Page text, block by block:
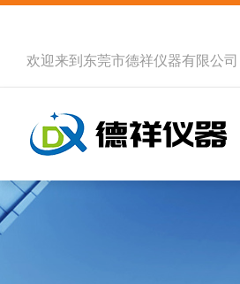
欢迎来到 东莞市德祥仪器有限公司